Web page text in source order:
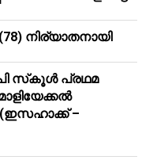
നിര്യാതനായി
സ്‌കൂൾ പ്രഥമ
(ഇസഹാക്ക് –